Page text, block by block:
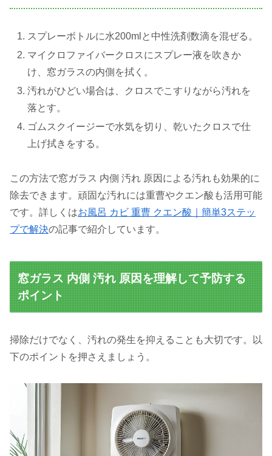
スプレーボトルに水200mlと中性洗剤数滴を混ぜる。
マイクロファイバークロスにスプレー液を吹きか
け、窓ガラスの内側を拭く。
汚れがひどい場合は、クロスでこすりながら汚れを
落とす。
ゴムスクイージーで水気を切り、乾いたクロスで仕
上げ拭きをする。
この方法で窓ガラス 内側 汚れ 原因による汚れも効果的に
除去できます。頑固な汚れには重曹やクエン酸も活用可能
です。詳しくはお風呂 カビ 重曹 クエン酸｜簡単3ステッ
プで解決の記事で紹介しています。
窓ガラス 内側 汚れ 原因を理解して予防する
ポイント
掃除だけでなく、汚れの発生を抑えることも大切です。以
下のポイントを押さえましょう。